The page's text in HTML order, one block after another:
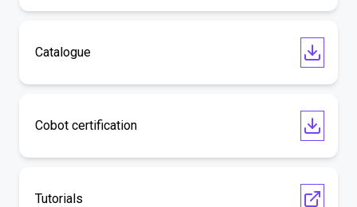
Catalogue
Cobot certification
Tutorials